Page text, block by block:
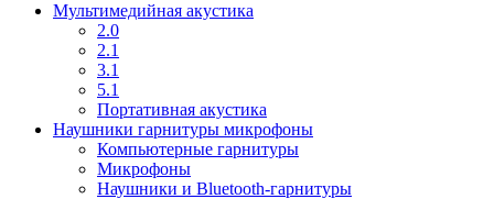
Мультимедийная акустика
2.0
2.1
3.1
5.1
Портативная акустика
Наушники гарнитуры микрофоны
Компьютерные гарнитуры
Микрофоны
Наушники и Bluetooth-гарнитуры